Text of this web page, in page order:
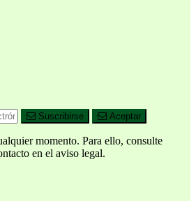
Suscribirse Aceptar
momento. Para ello, consulte
en el aviso legal.